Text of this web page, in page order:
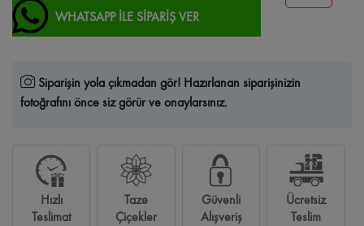
WHATSAPP İLE SİPARİŞ VER
Siparişin yola çıkmadan gör! Hazırlanan siparişinizin
fotoğrafını önce siz görür ve onaylarsınız.
Hızlı
Teslimat
Taze
Çiçekler
Güvenli
Alışveriş
Ücretsiz
Teslim